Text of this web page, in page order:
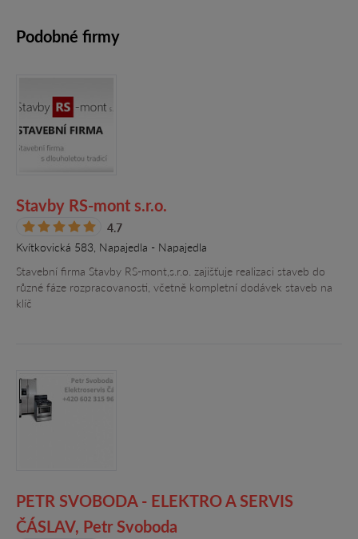
Podobné firmy
Stavby RS-mont s.r.o.
4.7
Kvítkovická 583, Napajedla - Napajedla
Stavební firma Stavby RS-mont,s.r.o. zajišťuje realizaci staveb do
různé fáze rozpracovanosti, včetně kompletní dodávek staveb na
klíč
PETR SVOBODA - ELEKTRO A SERVIS
ČÁSLAV, Petr Svoboda